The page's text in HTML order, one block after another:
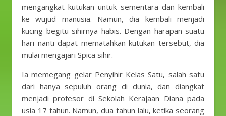
mengangkat kutukan untuk sementara dan kembali
ke wujud manusia. Namun, dia kembali menjadi
kucing begitu sihirnya habis. Dengan harapan suatu
hari nanti dapat mematahkan kutukan tersebut, dia
mulai mengajari Spica sihir.
Ia memegang gelar Penyihir Kelas Satu, salah satu
dari hanya sepuluh orang di dunia, dan diangkat
menjadi profesor di Sekolah Kerajaan Diana pada
usia 17 tahun. Namun, dua tahun lalu, ketika seorang